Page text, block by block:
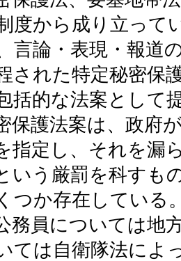
度から成り立って
言論・表現・報道
された特定秘密保
括的な法案として
護法案は、政府
指定し、それを漏
いう厳罰を科すも
つか存在している
務員については地
ては自衛隊法によ